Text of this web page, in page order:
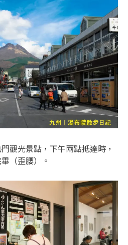
觀光景點，下午兩點抵達時，
（歪腰）。